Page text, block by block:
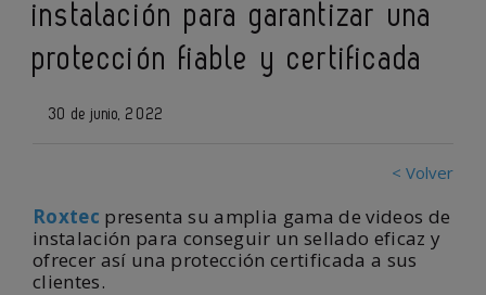
instalación para garantizar una
protección fiable y certificada
30 de junio, 2022
< Volver
Roxtec presenta su amplia gama de videos de
instalación para conseguir un sellado eficaz y
ofrecer así una protección certificada a sus
clientes.